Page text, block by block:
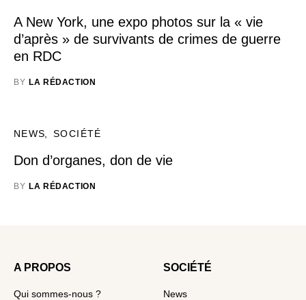
A New York, une expo photos sur la « vie
d’après » de survivants de crimes de guerre
en RDC
BY LA RÉDACTION
NEWS SOCIÉTÉ
Don d’organes, don de vie
BY LA RÉDACTION
A PROPOS
Qui sommes-nous ?
SOCIÉTÉ
News